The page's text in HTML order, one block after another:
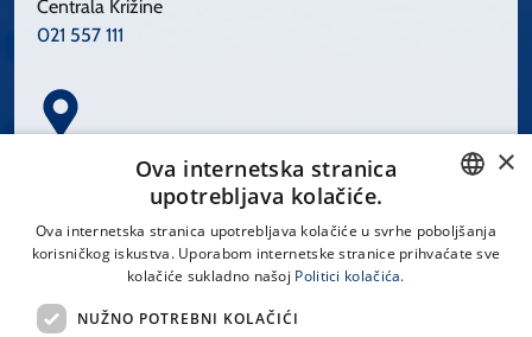
Centrala Križine
021 557 111
Spinčićeva 1, 21000 Split
CROATIAN
×
Ova internetska stranica
upotrebljava kolačiće.
Ova internetska stranica upotrebljava kolačiće u svrhe poboljšanja
korisničkog iskustva. Uporabom internetske stranice prihvaćate sve
kolačiće sukladno našoj Politici kolačića.
NUŽNO POTREBNI KOLAČIĆI